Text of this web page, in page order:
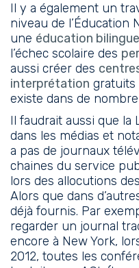
Il y a également un
niveau de l’Éducation
une éducation
l’échec scolaire des
aussi créer des
interprétation gratuits
existe dans de
Il faudrait aussi que la
dans les médias et
a pas de journaux
chaines du service
lors des allocutions
Alors que dans
déjà fournis. Par
regarder un journal
encore à New York,
2012, toutes les